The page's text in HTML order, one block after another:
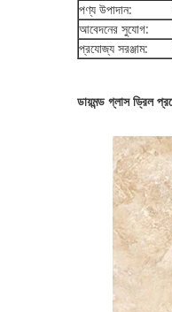
পণ্য উপাদান:
আবেদনের সুযোগ:
প্রযোজ্য সরঞ্জাম:
ডায়মন্ড গ্লাস ড্রিল